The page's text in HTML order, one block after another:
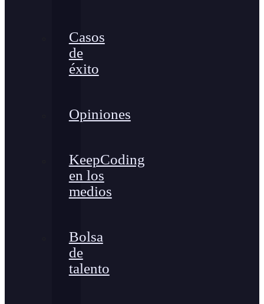
Casos
de
éxito
Opiniones
KeepCoding
en los
medios
Bolsa
de
talento